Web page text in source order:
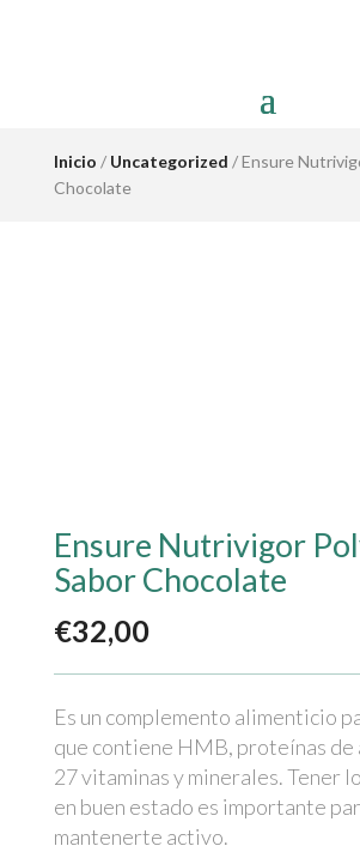
Inicio / Uncategorized / Ensure
Chocolate
Ensure Nutrivigor
Sabor Chocolate
€32,00
Es un complemento alimenticio
que contiene HMB, proteínas de
27 vitaminas y minerales. Tener
en buen estado es importante
mantenerte activo.